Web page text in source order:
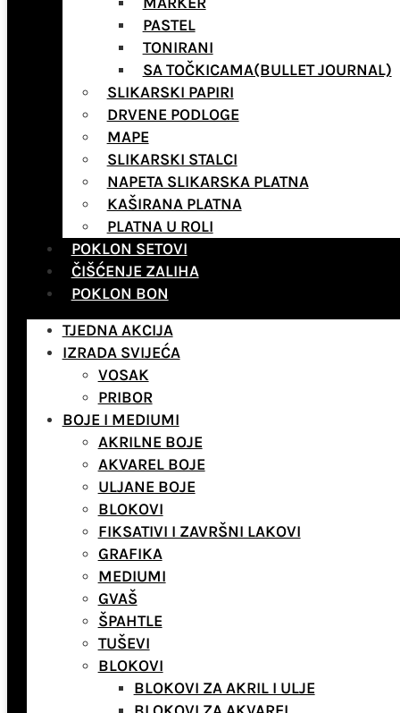
PASTEL
TONIRANI
SA TOČKICAMA(BULLET JOURNAL)
SLIKARSKI PAPIRI
DRVENE PODLOGE
MAPE
SLIKARSKI STALCI
NAPETA SLIKARSKA PLATNA
KAŠIRANA PLATNA
PLATNA U ROLI
POKLON SETOVI
ČIŠĆENJE ZALIHA
POKLON BON
TJEDNA AKCIJA
IZRADA SVIJEĆA
VOSAK
PRIBOR
BOJE I MEDIUMI
AKRILNE BOJE
AKVAREL BOJE
ULJANE BOJE
BLOKOVI
FIKSATIVI I ZAVRŠNI LAKOVI
GRAFIKA
MEDIUMI
GVAŠ
ŠPAHTLE
TUŠEVI
BLOKOVI
BLOKOVI ZA AKRIL I ULJE